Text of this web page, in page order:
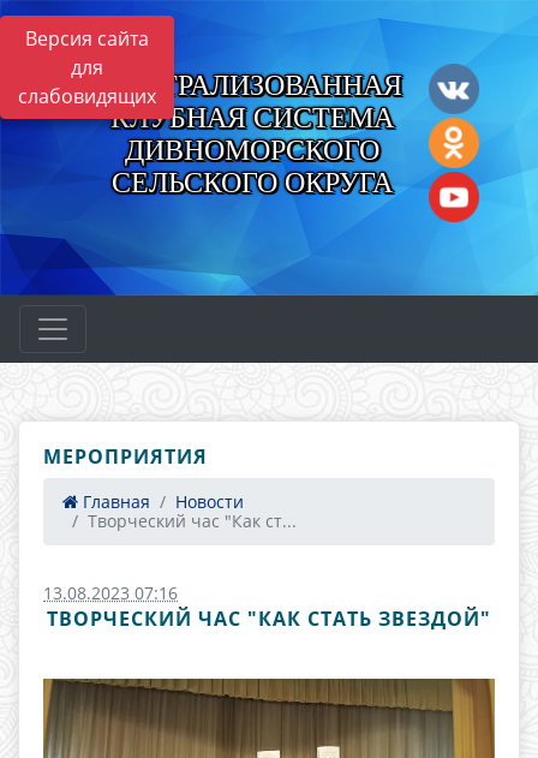
Версия сайта
для
слабовидящихЦЕНТРАЛИЗОВАННАЯ
КЛУБНАЯ СИСТЕМА
ДИВНОМОРСКОГО
СЕЛЬСКОГО ОКРУГА
МЕРОПРИЯТИЯ
Главная
Новости
Творческий час "Как ст...
13.08.2023 07:16
ТВОРЧЕСКИЙ ЧАС "КАК СТАТЬ ЗВЕЗДОЙ"